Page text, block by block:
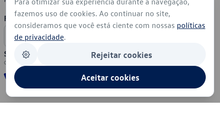
Formas de Pagamento
Segurança
fazemos uso de cookies. Ao continuar no site,
consideramos que você está ciente com nossas políticas
de privacidade.
Rejeitar cookies
Aceitar cookies